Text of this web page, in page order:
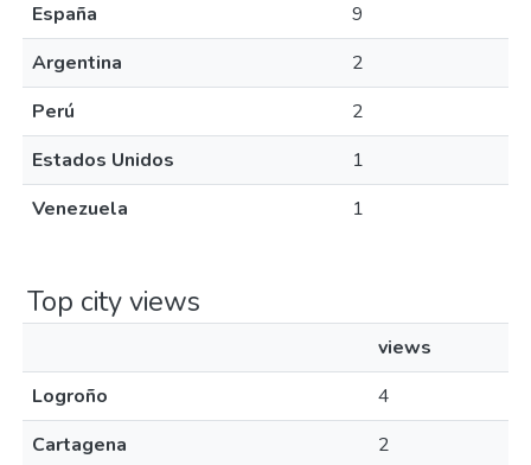
España
9
Argentina
2
Perú
2
Estados Unidos
1
Venezuela
1
Top city views
views
Logroño
4
Cartagena
2